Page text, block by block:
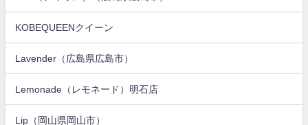
KOBEQUEENクイーン
Lavender（広島県広島市）
Lemonade（レモネード）明石店
Lip（岡山県岡山市）